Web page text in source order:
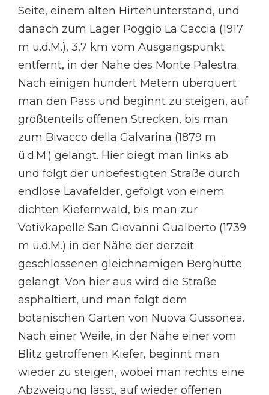
Seite, einem alten Hirtenunterstand, und
danach zum Lager Poggio La Caccia (1917
m ü.d.M.), 3,7 km vom Ausgangspunkt
entfernt, in der Nähe des Monte Palestra.
Nach einigen hundert Metern überquert
man den Pass und beginnt zu steigen, auf
größtenteils offenen Strecken, bis man
zum Bivacco della Galvarina (1879 m
ü.d.M.) gelangt. Hier biegt man links ab
und folgt der unbefestigten Straße durch
endlose Lavafelder, gefolgt von einem
dichten Kiefernwald, bis man zur
Votivkapelle San Giovanni Gualberto (1739
m ü.d.M.) in der Nähe der derzeit
geschlossenen gleichnamigen Berghütte
gelangt. Von hier aus wird die Straße
asphaltiert, und man folgt dem
botanischen Garten von Nuova Gussonea.
Nach einer Weile, in der Nähe einer vom
Blitz getroffenen Kiefer, beginnt man
wieder zu steigen, wobei man rechts eine
Abzweigung lässt, auf wieder offenen